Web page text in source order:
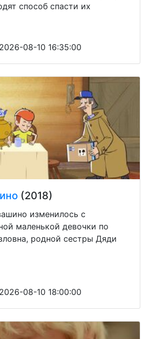
способ спасти их
2026-08-10 16:35:00
(2018)
изменилось с
маленькой девочки по
родной сестры Дяди
2026-08-10 18:00:00